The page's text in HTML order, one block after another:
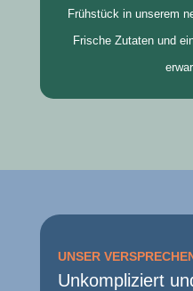
Frühstück in unserem
Frische Zutaten und
UNSER
Unkompliziert